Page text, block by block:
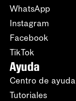
WhatsApp
Instagram
Facebook
TikTok
Ayuda
Centro de ayuda
Tutoriales